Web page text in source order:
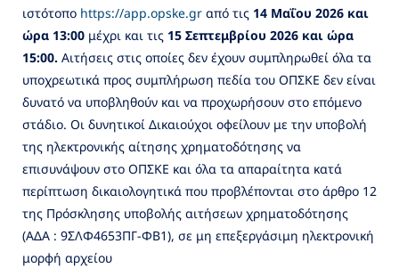
ιστότοπο https://app.opske.gr από τις 14 Μαΐου 2026 και
ώρα 13:00 μέχρι και τις 15 Σεπτεμβρίου 2026 και ώρα
15:00. Αιτήσεις στις οποίες δεν έχουν συμπληρωθεί όλα τα
υποχρεωτικά προς συμπλήρωση πεδία του ΟΠΣΚΕ δεν είναι
δυνατό να υποβληθούν και να προχωρήσουν στο επόμενο
στάδιο. Οι δυνητικοί Δικαιούχοι οφείλουν με την υποβολή
της ηλεκτρονικής αίτησης χρηματοδότησης να
επισυνάψουν στο ΟΠΣΚΕ και όλα τα απαραίτητα κατά
περίπτωση δικαιολογητικά που προβλέπονται στο άρθρο 12
της Πρόσκλησης υποβολής αιτήσεων χρηματοδότησης
(ΑΔΑ : 9ΣΛΦ4653ΠΓ-ΦΒ1), σε μη επεξεργάσιμη ηλεκτρονική
μορφή αρχείου